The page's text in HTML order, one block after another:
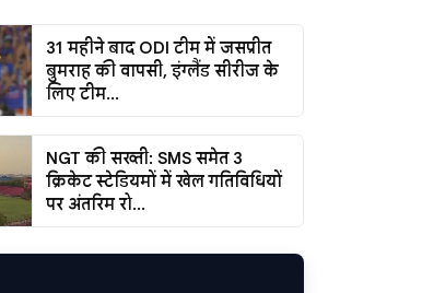
31 महीने बाद ODI टीम में जसप्रीत
बुमराह की वापसी, इंग्लैंड सीरीज के
लिए टीम...
NGT की सख्ती: SMS समेत 3
क्रिकेट स्टेडियमों में खेल गतिविधियों
पर अंतरिम रो...